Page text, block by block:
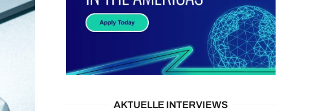
AKTUELLE INTERVIEWS